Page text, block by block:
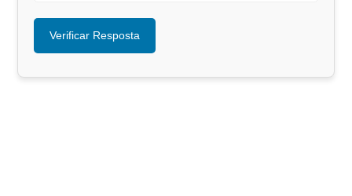
Verificar Resposta